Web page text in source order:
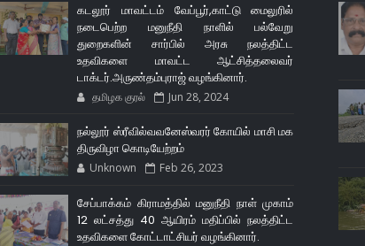
கடலூர் மாவட்டம் வேப்பூர்,காட்டு மைலுரில்
நடைபெற்ற மனுநீதி நாளில் பல்வேறு
துறைகளின் சார்பில் அரசு நலத்திட்ட
உதவிகளை மாவட்ட ஆட்சித்தலைவர்
டாக்டர்.அருண்தம்புராஜ் வழங்கினார்.
தமிழக குரல் Jun 28, 2024
நல்லூர் ஸ்ரீவில்வவனேஸ்வரர் கோயில் மாசி மக
திருவிழா கொடியேற்றம்
Unknown Feb 26, 2023
சேப்பாக்கம் கிராமத்தில் மனுநீதி நாள் முகாம்
12 லட்சத்து 40 ஆயிரம் மதிப்பில் நலத்திட்ட
உதவிகளை கோட்டாட்சியர் வழங்கினார்.